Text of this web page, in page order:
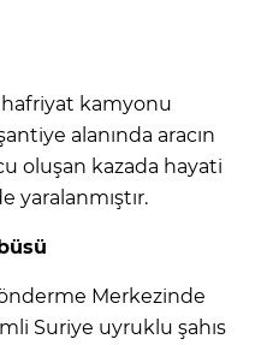
kamyonu
alanında aracın
oluşan kazada hayati
yaralanmıştır.
Merkezinde
Suriye uyruklu şahıs